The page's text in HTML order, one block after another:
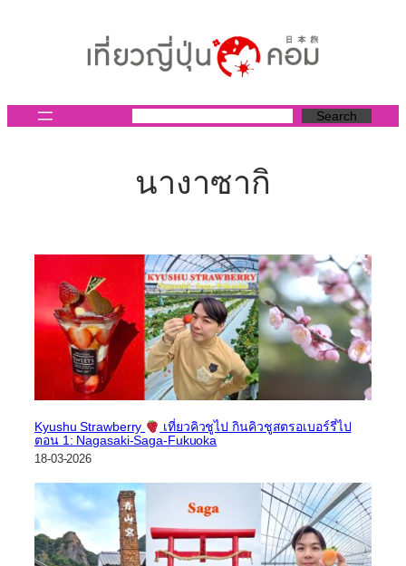
Search
นางาซากิ
Kyushu Strawberry
เที่ยวคิวชูไป กินคิวชูสตรอเบอร์รี่ไป
ตอน 1: Nagasaki-Saga-Fukuoka
18-03-2026